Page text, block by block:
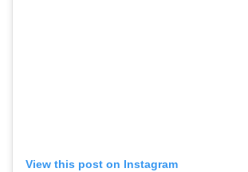
View this post on Instagram